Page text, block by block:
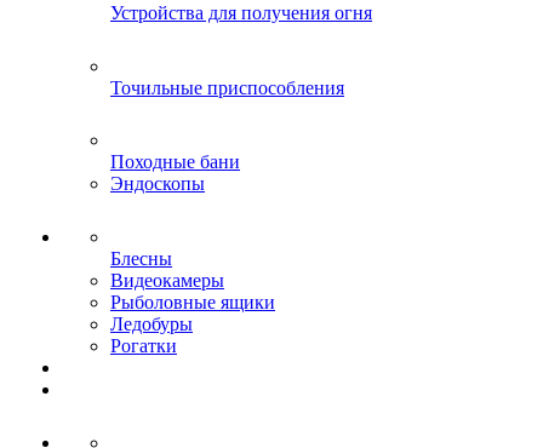
Устройства для получения огня
Точильные приспособления
Походные бани
Эндоскопы
Блесны
Видеокамеры
Рыболовные ящики
Ледобуры
Рогатки